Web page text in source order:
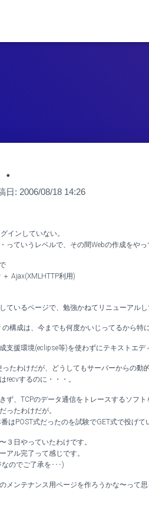
日: 2006/08/18 14:26
インしていない。
っていうレベルで、その間Webの作成をやっ
Ajax(XMLHTTP利用)
ているページで、勉強かねてリニューアルし
の構成は、今までも何度かいじってるから特
支援環境(eclipse等)を使わずにテキストエ
たわけだが、どうしてもサーバーからの動
recvするのに・・・。
ず、TCPのデータ通信をトレースするソフ
ったわけだが。
はPOST式だったのを試験でGET式で投げて
３日やっていたわけです。
アル完了って感じです。
のでご了承を･･･)
メンテナンス用ページを作ろうかな〜って思